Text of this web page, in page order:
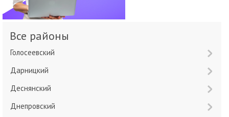
Все районы
Голосеевский
Дарницкий
Деснянский
Днепровский